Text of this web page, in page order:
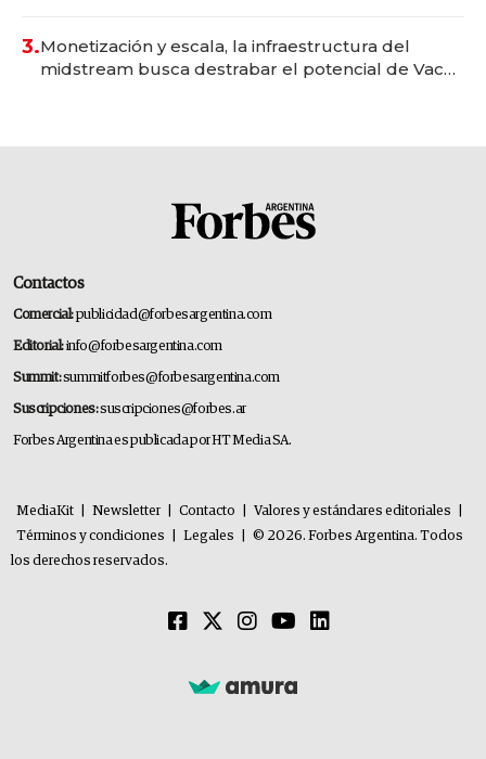
3.Monetización y escala, la infraestructura del
midstream busca destrabar el potencial de Vaca
Contactos
Comercial:publicidad@forbesargentina.com
Editorial:info@forbesargentina.com
Summit:summitforbes@forbesargentina.com
Suscripciones:suscripciones@forbes.ar
Forbes Argentina es publicada por HT Media SA.
MediaKit Newsletter Contacto Valores y estándares editoriales
Términos y condiciones
Legales
© 2026. Forbes Argentina. Todos
los derechos reservados.